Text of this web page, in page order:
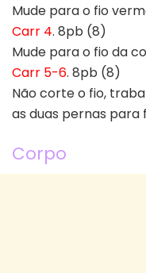
Mude para o fio
Carr 4. 8pb (8)
Mude para o fio da
Carr 5-6. 8pb (8)
Não corte o fio,
as duas pernas
Corpo